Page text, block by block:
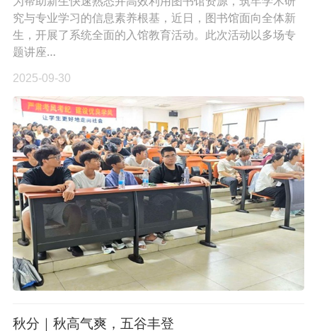
究与专业学习的信息素养根基，近日，图书馆面向全体新
生，开展了系统全面的入馆教育活动。此次活动以多场专
题讲座…
2025-09-30
秋分｜秋高气爽，五谷丰登